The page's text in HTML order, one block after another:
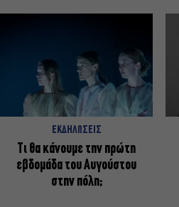
ΕΚΔΗΛΩΣΕΙΣ
Τι θα κάνουμε την πρώτη
εβδομάδα του Αυγούστου
στην πόλη;